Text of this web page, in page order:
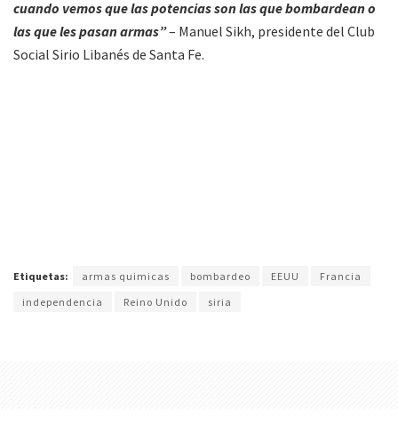
cuando vemos que las potencias son las que bombardean o
las que les pasan armas”– Manuel Sikh, presidente del Club
Social Sirio Libanés de Santa Fe.
Etiquetas: armas quimicas bombardeo EEUU
Francia
independencia
Reino Unido siria